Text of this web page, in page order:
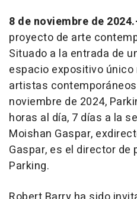
8 de noviembre de
proyecto de arte
Situado a la entrada de
espacio expositivo
artistas
noviembre de 2024,
horas al día, 7 días a la
Moishan Gaspar,
Gaspar, es el director de
Parking.